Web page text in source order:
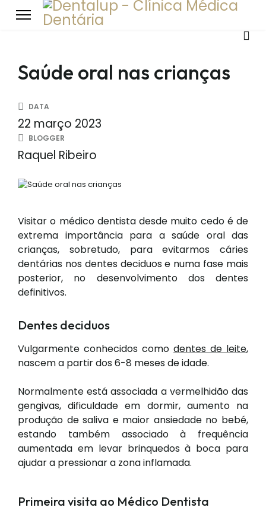
Saúde oral nas crianças
DATA
22 março 2023
BLOGGER
Raquel Ribeiro
Visitar o médico dentista desde muito cedo é de
extrema importância para a saúde oral das
crianças, sobretudo, para evitarmos cáries
dentárias nos dentes deciduos e numa fase mais
posterior, no desenvolvimento dos dentes
definitivos.
Dentes deciduos
Vulgarmente conhecidos como dentes de leite,
nascem a partir dos 6-8 meses de idade.
Normalmente está associada a vermelhidão das
gengivas, dificuldade em dormir, aumento na
produção de saliva e maior ansiedade no bebé,
estando também associado à frequência
aumentada em levar brinquedos à boca para
ajudar a pressionar a zona inflamada.
Primeira visita ao Médico Dentista